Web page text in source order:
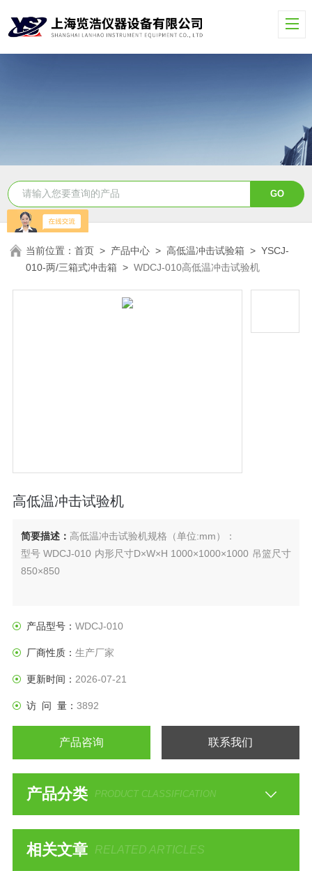
当前位置：首页 > 产品中心 >高低温冲击试验箱 >YSCJ-
010-两/三箱式冲击箱 >WDCJ-010高低温冲击试验机
高低温冲击试验机
简要描述： 高低温冲击试验机规格（单位:mm）：
型号 WDCJ-010 内形尺寸D×W×H 1000×1000×1000 吊篮尺寸
850×850
产品型号： WDCJ-010
厂商性质： 生产厂家
更新时间： 2026-07-21
访 问 量： 3892
产品咨询 联系我们
产品分类 PRODUCT CLASSIFICATION
相关文章 RELATED ARTICLES